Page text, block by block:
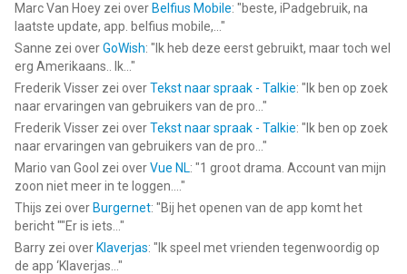
Marc Van Hoey zei over Belfius Mobile: "beste, iPadgebruik, na
laatste update, app. belfius mobile,... "
Sanne zei overGoWish: " Ik heb deze eerst gebruikt, maar toch wel
erg Amerikaans.. Ik... "
Frederik Visser zei overTekst naar spraak - Talkie: " Ik ben op zoek
naar ervaringen van gebruikers van de pro... "
Frederik Visser zei overTekst naar spraak - Talkie: " Ik ben op zoek
naar ervaringen van gebruikers van de pro... "
Mario van Gool zei overVue NL: "1 groot drama. Account van mijn
zoon niet meer in te loggen.... "
Thijs zei over Burgernet: "Bij het openen van de app komt het
bericht ""Er is iets... "
Barry zei over Klaverjas: " Ik speel met vrienden tegenwoordig op
de app ‘Klaverjas... "